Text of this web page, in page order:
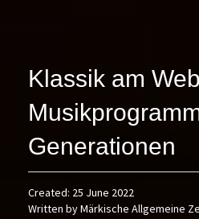
Klassik am
Generationen
Created: 25 June 2022
Written by Märkische Allgemeine